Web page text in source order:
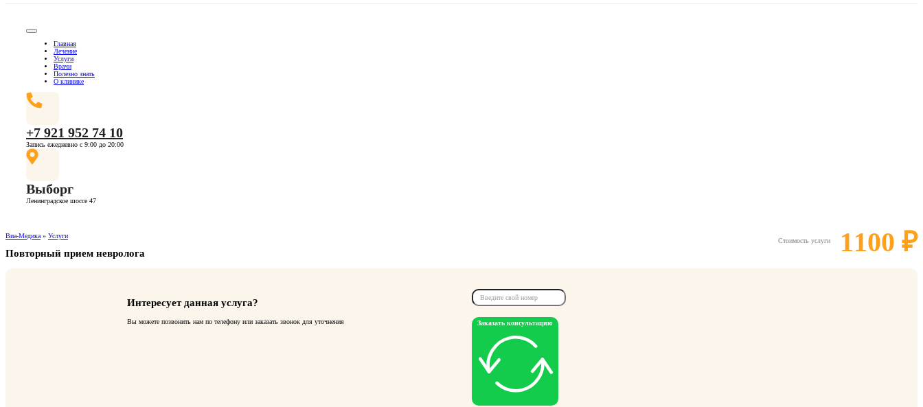
Главная
Лечение
Услуги
Врачи
Полезно знать
О клинике
+7 921 952 74 10
Запись ежедневно с 9:00 до 20:00
Выборг
Ленинградское шоссе 47
Виа-Медика » Услуги
Повторный прием невролога
Стоимость услуги 1100 ₽
Интересует данная услуга?
Вы можете позвонить нам по телефону или заказать звонок для уточнения Заказать консультацию